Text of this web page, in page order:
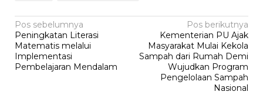
Navigasi
pos
Pos sebelumnya
Peningkatan Literasi
Matematis melalui
Implementasi
Pembelajaran Mendalam
Pos berikutnya
Kementerian PU Ajak
Masyarakat Mulai Kekola
Sampah dari Rumah Demi
Wujudkan Program
Pengelolaan Sampah
Nasional